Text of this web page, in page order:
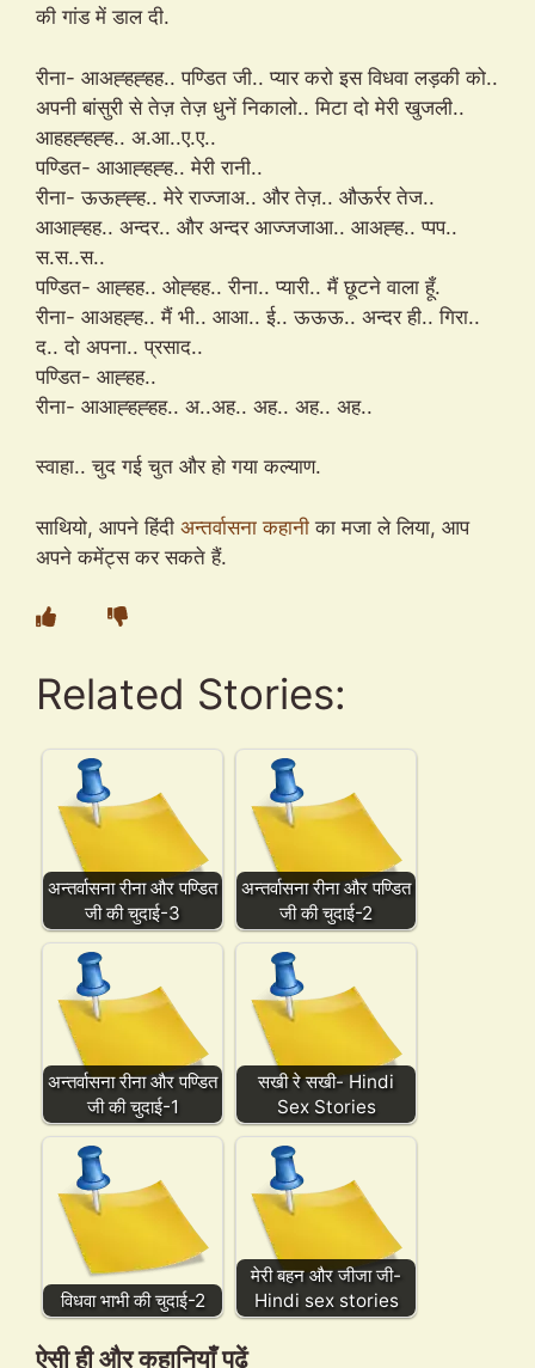
की गांड में डाल दी.
रीना- आअह्हह्हह.. पण्डित जी.. प्यार करो इस विधवा लड़की को..
अपनी बांसुरी से तेज़ तेज़ धुनें निकालो.. मिटा दो मेरी खुजली..
आहहह्हह्ह.. अ.आ..ए.ए..
पण्डित- आआह्हह्ह.. मेरी रानी..
रीना- ऊऊह्ह्ह.. मेरे राज्जाअ.. और तेज़.. औऊर्रर तेज..
आआह्हह.. अन्दर.. और अन्दर आज्जजाआ.. आअह्ह.. प्पप..
स.स..स..
पण्डित- आह्हह.. ओह्हह.. रीना.. प्यारी.. मैं छूटने वाला हूँ.
रीना- आअहह्ह.. मैं भी.. आआ.. ई.. ऊऊऊ.. अन्दर ही.. गिरा..
द.. दो अपना.. प्रसाद..
पण्डित- आह्हह..
रीना- आआह्हह्हह.. अ..अह.. अह.. अह.. अह..
स्वाहा.. चुद गई चुत और हो गया कल्याण.
साथियो, आपने हिंदी अन्तर्वासनाकहानी का मजा ले लिया, आप
अपने कमेंट्स कर सकते हैं.
Related Stories:
अन्तर्वासना रीना और पण्डित
जी की चुदाई-3
अन्तर्वासना रीना और पण्डित
जी की चुदाई-2
अन्तर्वासना रीना और पण्डित
जी की चुदाई-1
सखी रे सखी- Hindi
Sex Stories
विधवा भाभी की चुदाई-2
मेरी बहन और जीजा जी-
Hindi sex stories
ऐसी ही और कहानियाँ पढ़ें